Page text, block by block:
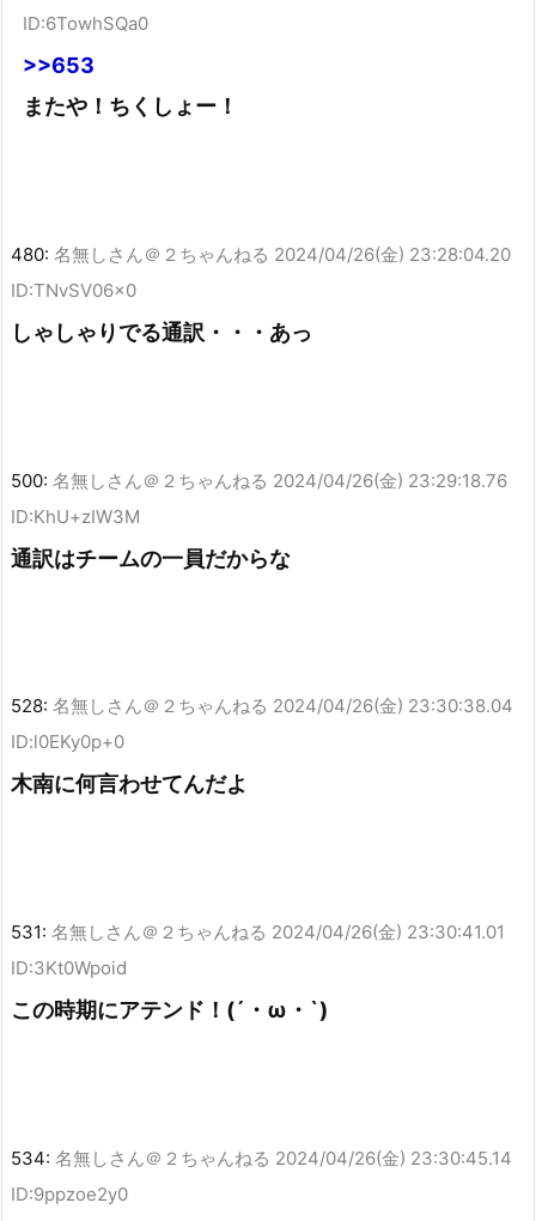
ID:6TowhSQa0
>>653
またや！ちくしょー！
480: 名無しさん＠２ちゃんねる 2024/04/26(金) 23:28:04.20
ID:TNvSV06x0
しゃしゃりでる通訳・・・あっ
500: 名無しさん＠２ちゃんねる 2024/04/26(金) 23:29:18.76
ID:KhU+zIW3M
通訳はチームの一員だからな
528: 名無しさん＠２ちゃんねる 2024/04/26(金) 23:30:38.04
ID:l0EKy0p+0
木南に何言わせてんだよ
531: 名無しさん＠２ちゃんねる 2024/04/26(金) 23:30:41.01
ID:3Kt0Wpoid
この時期にアテンド！(´・ω・`)
534: 名無しさん＠２ちゃんねる 2024/04/26(金) 23:30:45.14
ID:9ppzoe2y0